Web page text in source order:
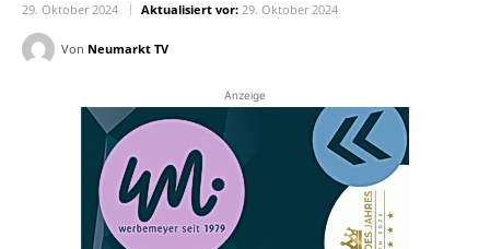
29. Oktober 2024 Aktualisiert vor: 29. Oktober 2024
Von Neumarkt TV
Anzeige